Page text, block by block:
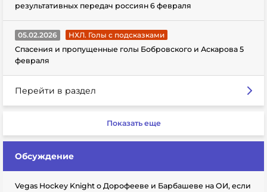
результативных передач россиян 6 февраля
05.02.2026
НХЛ. Голы с подсказками
Спасения и пропущенные голы Бобровского и Аскарова 5
февраля
Перейти в раздел
Показать еще
Обсуждение
Vegas Hockey Knight о Дорофееве и Барбашеве на ОИ, если